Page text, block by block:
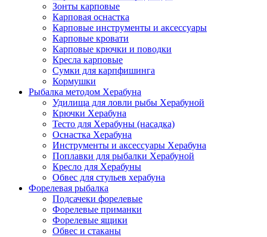
Зонты карповые
Карповая оснастка
Карповые инструменты и аксессуары
Карповые кровати
Карповые крючки и поводки
Кресла карповые
Сумки для карпфишинга
Кормушки
Рыбалка методом Херабуна
Удилища для ловли рыбы Херабуной
Крючки Херабуна
Тесто для Херабуны (насадка)
Оснастка Херабуна
Инструменты и аксессуары Херабуна
Поплавки для рыбалки Херабуной
Кресло для Херабуны
Обвес для стульев херабуна
Форелевая рыбалка
Подсачеки форелевые
Форелевые приманки
Форелевые ящики
Обвес и стаканы